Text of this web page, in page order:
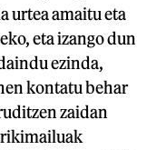
urtea amaitu eta
eta izango dun
ezinda,
kontatu behar
zaidan